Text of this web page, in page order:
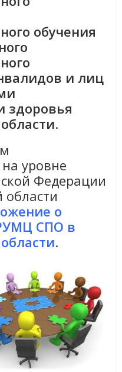
обучения
и лиц
здоровья
.
на уровне
Федерации
области
о
СПО в
.